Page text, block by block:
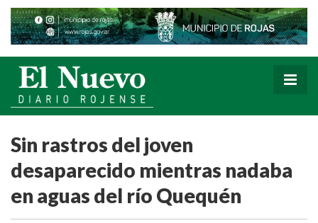
Sin rastros del joven
desaparecido mientras nadaba
en aguas del río Quequén